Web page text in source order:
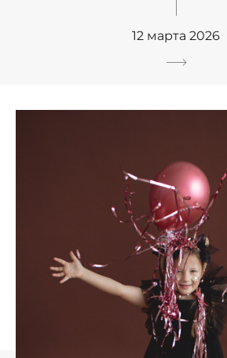
12 марта 2026